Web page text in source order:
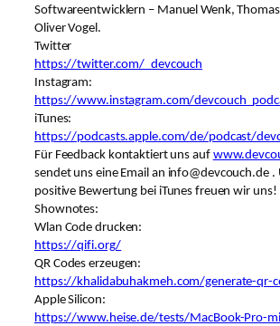
Softwareentwicklern – Manuel Wenk,
Oliver Vogel.
Twitter
https://twitter.com/_devcouch
Instagram:
https://www.instagram.com/
iTunes:
https://podcasts.apple.com/de/podcast/
Für Feedback kontaktiert uns auf
sendet uns eine Email an info@devcouch.de .
positive Bewertung bei iTunes freuen wir uns!
Shownotes:
Wlan Code drucken:
https://qifi.org/
QR Codes erzeugen:
https://khalidabuhakmeh.com/generate-qr-
Apple Silicon:
https://www.heise.de/tests/MacBook-Pro-